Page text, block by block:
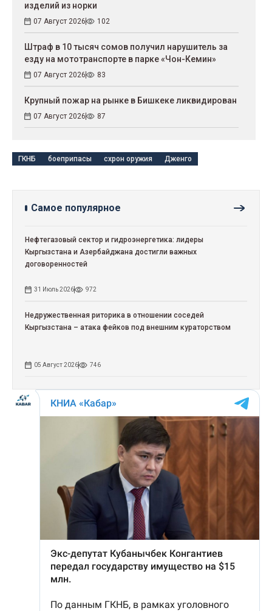
изделий из норки
07 Август 2026 102
Штраф в 10 тысяч сомов получил нарушитель за
езду на мототранспорте в парке «Чон-Кемин»
07 Август 2026 83
Крупный пожар на рынке в Бишкеке ликвидирован
07 Август 2026 87
ГКНБ боеприпасы схрон оружия Дженго
Самое популярное
Нефтегазовый сектор и гидроэнергетика: лидеры
Кыргызстана и Азербайджана достигли важных
договоренностей
31 Июль 2026 972
Недружественная риторика в отношении соседей
Кыргызстана – атака фейков под внешним кураторством
05 Август 2026 746